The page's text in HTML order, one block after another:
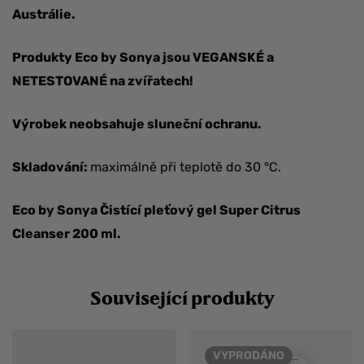
Austrálie.
Produkty Eco by Sonya jsou VEGANSKÉ a
NETESTOVANÉ na zvířatech!
Výrobek neobsahuje sluneční ochranu.
Skladování: maximálně při teplotě do 30 °C.
Eco by Sonya Čistící pleťový gel Super Citrus
Cleanser 200 ml.
Související produkty
VYPRODÁNO